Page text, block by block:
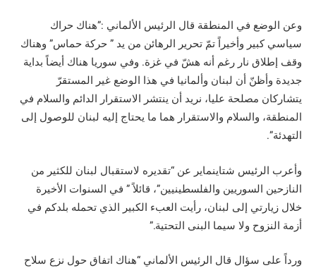
وعن الوضع في المنطقة قال الرئيس الألماني :”هناك حراك
سياسي كبير وأخيراً تمّ تحرير الرهائن من يد ” حركة حماس” وهناك
وقف إطلاق نار رغم أنه هشّ في غزة. وفي سوريا هناك أيضاً بداية
جديدة وأظنّ أن لبنان وألمانيا في هذا الوضع غير المستقرّ
يتشاركان مصلحة عليا، نريد أن ينتشر الاستقرار الدائم والسلام في
المنطقة، والسلام والاستقرار هما ما يحتاج إليه لبنان للوصول إلى
التهدئة”.
وأعرب الرئيس شتاينماير عن “تقديره لاستقبال لبنان للكثير من
النازحين السوريين والفلسطينيين”، قائلاً ” في السنوات الأخيرة
خلال زيارتي إلى لبنان، رأيت العبء الكبير الذي تحمله بلدكم في
أزمة النزوح ولا سيما البنى التحتية.”
ورداً على سؤال قال الرئيس الألماني “هناك اتفاق حول نزع سلاح